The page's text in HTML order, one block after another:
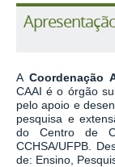
ACoordenação
CAAI é o órgão
pelo apoio e
pesquisa e
do Centro de
CCHSA/UFPB.
de: Ensino,